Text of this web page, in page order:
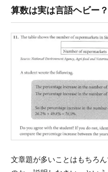
算数は実は言語ヘビー？
文章題が多いことはもちろ